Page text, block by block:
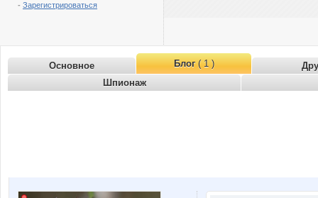
- Зарегистрироваться
Основное Блог( 1 )
Шпионаж